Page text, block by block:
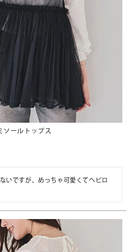
ソールトップス
いですが、めっちゃ可愛くてヘビロ